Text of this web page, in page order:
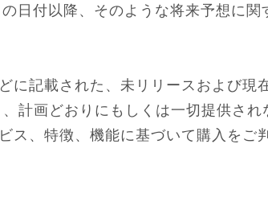
日付以降、そのような将来予想に関
記載された、未リリースおよび現
計画どおりにもしくは一切提供され
、特徴、機能に基づいて購入をご